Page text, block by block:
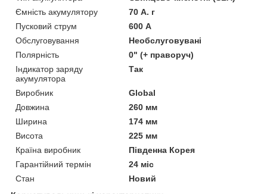
Ємність акумулятору
70 А. г
Пусковий струм
600 А
Обслуговування
Необслуговувані
Полярність
0" (+ праворуч)
Індикатор заряду
акумулятора
Так
Виробник
Global
Довжина
260 мм
Ширина
174 мм
Висота
225 мм
Країна виробник
Південна Корея
Гарантійний термін
24 міс
Стан
Новий